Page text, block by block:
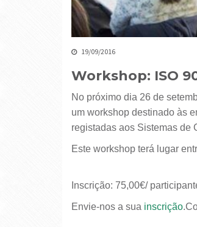
19/09/2016
Workshop: ISO
No próximo dia 26 de setembro irá decorrer no Centro de Formação da ANTRAM da Região de Lisboa,
um workshop destinado às
registadas aos Sistemas de
Este workshop terá lugar
Inscrição: 75,00€/
Envie-nos a sua inscrição